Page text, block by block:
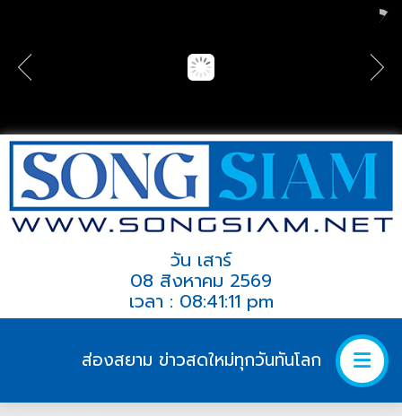
วัน เสาร์
08 สิงหาคม 2569
เวลา : 08:41:11 pm
ส่องสยาม ข่าวสดใหม่ทุกวันทันโลก